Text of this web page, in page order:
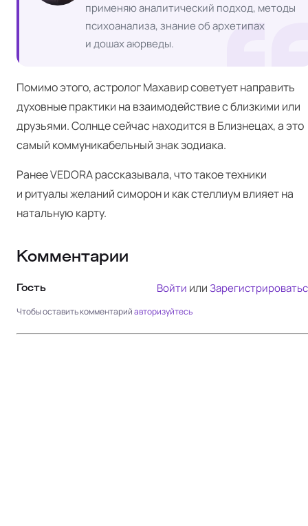
применяю аналитический подход, методы
психоанализа, знание об архетипах
и дошах аюрведы.
Помимо этого, астролог Махавир советует направить
духовные практики на взаимодействие с близкими или
друзьями. Солнце сейчас находится в Близнецах, а это
самый коммуникабельный знак зодиака.
Ранее VEDORAрассказывала, что такое техники
и ритуалы желаний симорон и как стеллиум влияет на
натальную карту.
Комментарии
Гость Войти или
Чтобы оставить комментарийавторизуйтесь